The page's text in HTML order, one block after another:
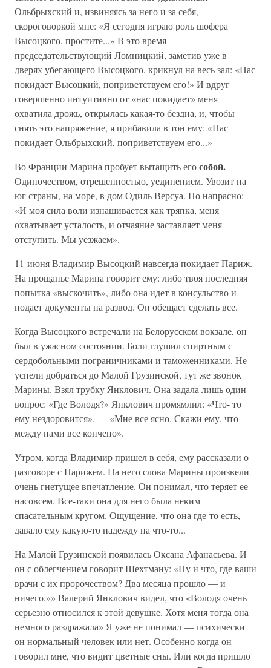
Ольбрыхский и, извиняясь за него и за себя,
скороговоркой мне: «Я сегодня играю роль шофера
Высоцкого, простите...» В это время
председательствующий Ломницкий, заметив уже в
дверях убегающего Высоцкого, крикнул на весь зал: «Нас
покидает Высоцкий, поприветствуем его!» И вдруг
совершенно интуитивно от «нас покидает» меня
охватила дрожь, открылась какая-то бездна, и, чтобы
снять это напряжение, я прибавила в тон ему: «Нас
покидает Ольбрыхский, поприветствуем его...»
Во Франции Марина пробует вытащить егособой.
Одиночеством, отрешенностью, уединением. Увозит на
юг страны, на море, в дом Одиль Версуа. Но напрасно:
«И моя сила воли изнашивается как тряпка, меня
охватывает усталость, и отчаяние заставляет меня
отступить. Мы уезжаем».
11 июня Владимир Высоцкий навсегда покидает Париж.
На прощанье Марина говорит ему: либо твоя последняя
попытка «выскочить», либо она идет в консульство и
подает документы на развод. Он обещает сделать все.
Когда Высоцкого встречали на Белорусском вокзале, он
был в ужасном состоянии. Боли глушил спиртным с
сердобольными пограничниками и таможенниками. Не
успели добраться до Малой Грузинской, тут же звонок
Марины. Взял трубку Янклович. Она задала лишь один
вопрос: «Где Володя?» Янклович промямлил: «Что- то
ему нездоровится». — «Мне все ясно. Скажи ему, что
между нами все кончено».
Утром, когда Владимир пришел в себя, ему рассказали о
разговоре с Парижем. На него слова Марины произвели
очень гнетущее впечатление. Он понимал, что теряет ее
насовсем. Все-таки она для него была неким
спасательным кругом. Ощущение, что она где-то есть,
давало ему какую-то надежду на что-то...
На Малой Грузинской появилась Оксана Афанасьева. И
он с облегчением говорит Шехтману: «Ну и что, где ваши
врачи с их пророчеством? Два месяца прошло — и
ничего.»» Валерий Янклович видел, что «Володя очень
серьезно относился к этой девушке. Хотя меня тогда она
немного раздражала» Я уже не понимал — психически
он нормальный человек или нет. Особенно когда он
говорил мне, что видит цветные сны. Или когда пришло